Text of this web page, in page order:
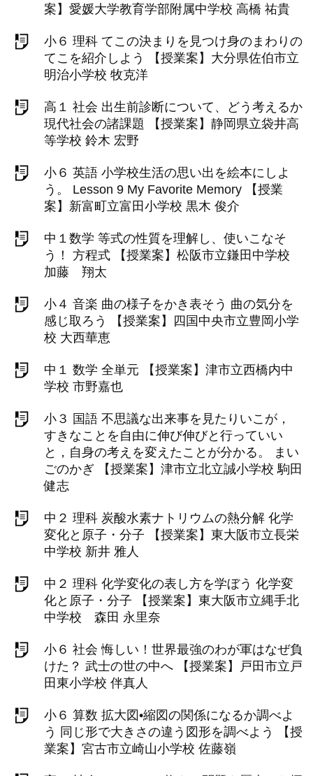
案】愛媛大学教育学部附属中学校 高橋 祐貴
小６ 理科 てこの決まりを見つけ身のまわりの
てこを紹介しよう 【授業案】大分県佐伯市立
明治小学校 牧克洋
高１ 社会 出生前診断について、どう考えるか
現代社会の諸課題 【授業案】静岡県立袋井高
等学校 鈴木 宏野
小６ 英語 小学校生活の思い出を絵本にしよ
う。 Lesson 9 My Favorite Memory 【授業
案】新富町立富田小学校 黒木 俊介
中１数学 等式の性質を理解し、使いこなそ
う！ 方程式 【授業案】松阪市立鎌田中学校
加藤 翔太
小４ 音楽 曲の様子をかき表そう 曲の気分を
感じ取ろう 【授業案】四国中央市立豊岡小学
校 大西華恵
中１ 数学 全単元 【授業案】津市立西橋内中
学校 市野嘉也
小３ 国語 不思議な出来事を見たりいこが，
すきなことを自由に伸び伸びと行っていい
と，自身の考えを変えたことが分かる。 まい
ごのかぎ 【授業案】津市立北立誠小学校 駒田
健志
中２ 理科 炭酸水素ナトリウムの熱分解 化学
変化と原子・分子 【授業案】東大阪市立長栄
中学校 新井 雅人
中２ 理科 化学変化の表し方を学ぼう 化学変
化と原子・分子 【授業案】東大阪市立縄手北
中学校 森田 永里奈
小６ 社会 悔しい！世界最強のわが軍はなぜ負
けた？ 武士の世の中へ 【授業案】戸田市立戸
田東小学校 伴真人
小６ 算数 拡大図•縮図の関係になるか調べよ
う 同じ形で大きさの違う図形を調べよう 【授
業案】宮古市立崎山小学校 佐藤嶺